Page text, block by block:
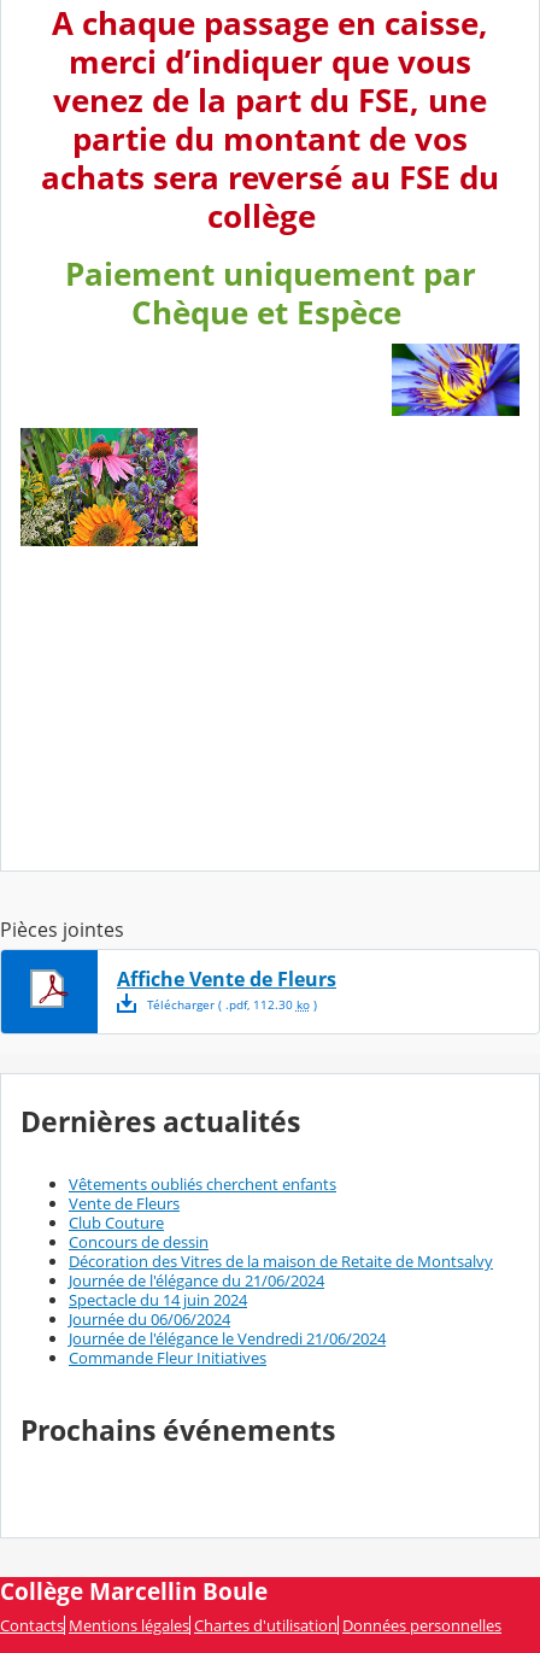
A chaque passage en caisse,
merci d’indiquer que vous
venez de la part du FSE, une
partie du montant de vos
achats sera reversé au FSE du
collège
Paiement uniquement par
Chèque et Espèce
Pièces jointes
Affiche Vente de Fleurs
Télécharger( .pdf, 112.30 ko)
Dernières actualités
Vêtements oubliés cherchent enfants
Vente de Fleurs
Club Couture
Concours de dessin
Décoration des Vitres de la maison de Retaite de Montsalvy
Journée de l'élégance du 21/06/2024
Spectacle du 14 juin 2024
Journée du 06/06/2024
Journée de l'élégance le Vendredi 21/06/2024
Commande Fleur Initiatives
Prochains événements
Collège Marcellin Boule
Contacts Mentions légales Chartes d'utilisation Données personnelles